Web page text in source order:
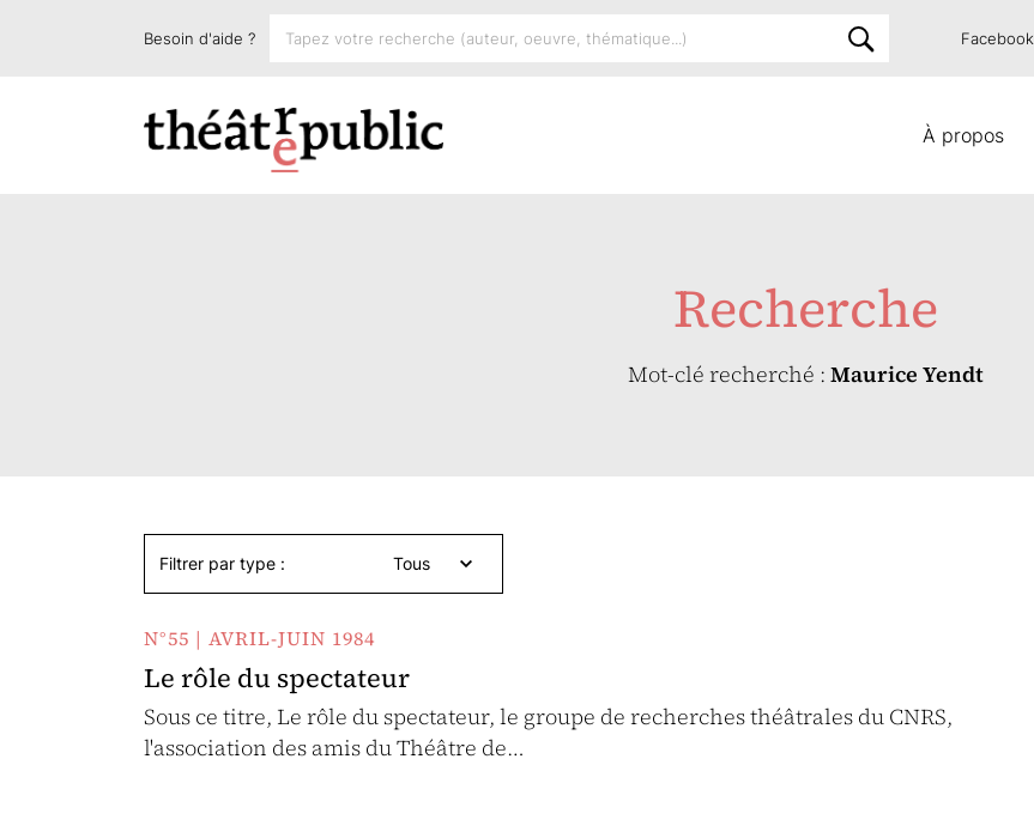
À propos
Besoin d'aide ? Facebook
Recherche
Mot-clé recherché : Maurice Yendt
Filtrer par type : Tous
N°55 | AVRIL-JUIN 1984
Le rôle du spectateur
Sous ce titre, Le rôle du spectateur, le groupe de recherches théâtrales du CNRS,
l'association des amis du Théâtre de…